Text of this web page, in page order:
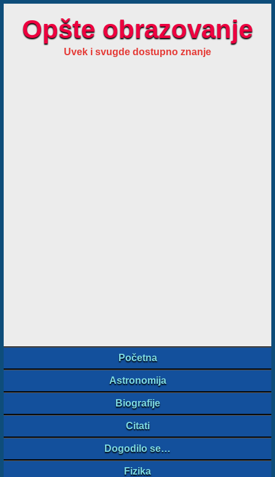
Opšte obrazovanje
Uvek i svugde dostupno znanje
Početna
Astronomija
Biografije
Citati
Dogodilo se…
Fizika